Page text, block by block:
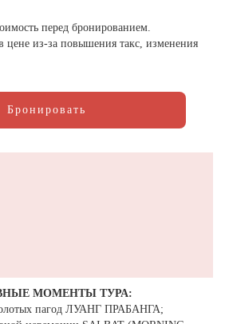
перед бронированием.
цене из-за повышения такс, изменения
Бронировать
МОМЕНТЫ ТУРА:
пагод ЛУАНГ ПРАБАНГА;